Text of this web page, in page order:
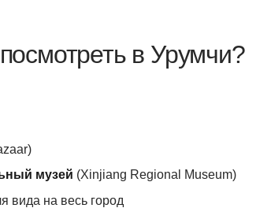
в Урумчи?
музей (Xinjiang Regional Museum)
вида на весь город